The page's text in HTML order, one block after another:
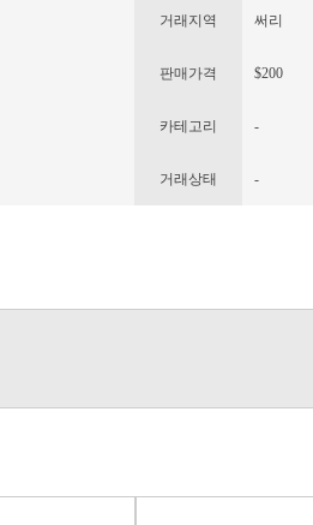
거래지역 써리
판매가격 $200
카테고리 -
거래상태 -